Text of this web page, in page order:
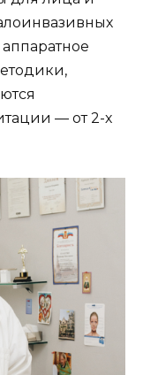
— от 2-х